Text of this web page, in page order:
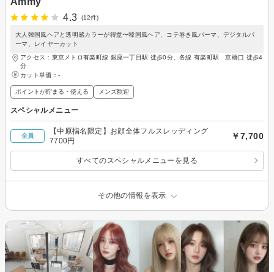
4.3
(12件)
大人韓国風ヘアと透明感カラーが得意〜韓国風ヘア、コテ巻き風パーマ、デジタルパ
ーマ、レイヤーカット
アクセス：東京メトロ有楽町線 銀座一丁目駅 徒歩0分、各線 有楽町駅 京橋口 徒歩4
分
カット単価： -
ポイントが貯まる・使える メンズ歓迎
スペシャルメニュー
全員
【中原指名限定】お顔全体フルスレッディング
7700円
￥7,700
すべてのスペシャルメニューを見る
その他の情報を表示